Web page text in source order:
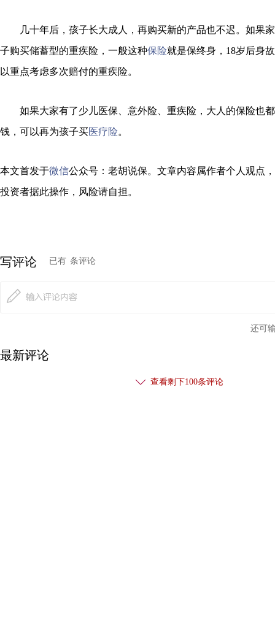
几十年后，孩子长大成人，再购买新的产品也不迟。如果
子购买储蓄型的重疾险，一般这种保险就是保终身，18岁后身
以重点考虑多次赔付的重疾险。
如果大家有了少儿医保、意外险、重疾险，大人的保险也
钱，可以再为孩子买医疗险。
本文首发于微信公众号：老胡说保。文章内容属作者个人观点
投资者据此操作，风险请自担。
写评论 已有 条评论
还可
最新评论
查看剩下100条评论